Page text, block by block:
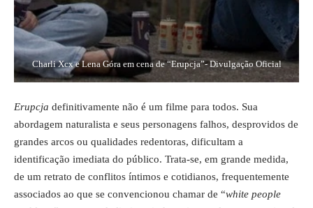
Charli Xcx e Lena Góra em cena de “Erupcja”- Divulgação Oficial
Erupcja definitivamente não é um filme para todos. Sua
abordagem naturalista e seus personagens falhos, desprovidos de
grandes arcos ou qualidades redentoras, dificultam a
identificação imediata do público. Trata-se, em grande medida,
de um retrato de conflitos íntimos e cotidianos, frequentemente
associados ao que se convencionou chamar de “white people